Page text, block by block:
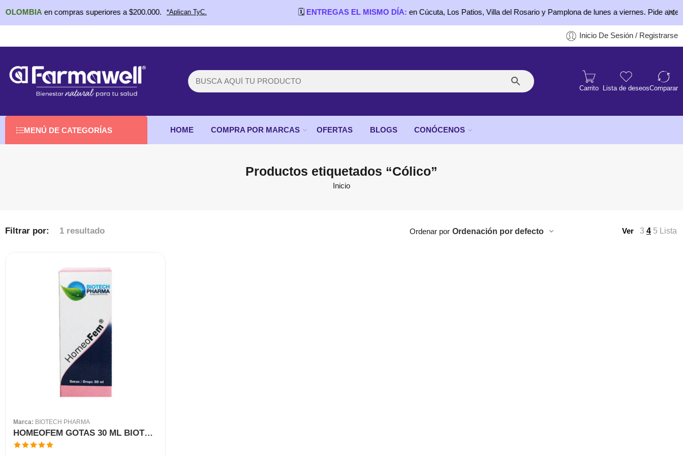
en compras superiores a $200.000. *Aplican TyC. ENTREGAS EL MISMO DÍA: en Cúcuta, Los Patios, Villa del Rosario y Pamplona de lunes a viernes. Pide antes de
Inicio De Sesión / Registrarse
Carrito Lista de deseosComparar
MENÚ DE CATEGORÍAS HOME COMPRA POR MARCAS OFERTAS BLOGS CONÓCENOS
Productos etiquetados “Cólico”
Inicio
Filtrar por: 1 resultado Ordenar por Ordenación por defecto Ver 3 4 5 Lista
Marca: BIOTECH PHARMA
HOMEOFEM GOTAS 30 ML BIOTECH